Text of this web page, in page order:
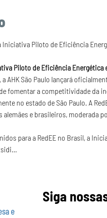
Piloto de Eficiência
Piloto de Eficiência Energética
AHK São Paulo lançará
fomentar a competitividade da
no estado de São Paulo. A
e brasileiros, moderada
para a RedEE no Brasil, a
Siga
e